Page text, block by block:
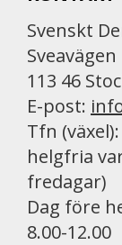
Svenskt
Sveavägen
113 46
E-post:
Tfn
helgfria
fredagar)
Dag före
8.00-12.00